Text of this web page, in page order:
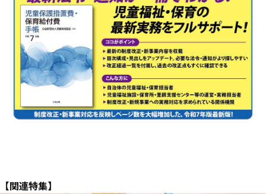
【関連特集】